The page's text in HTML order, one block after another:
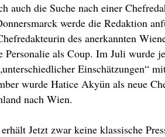
auch die Suche nach einer
werde die Redaktion
des anerkannten
Personalie als Coup. Im Juli wurde
Einschätzungen“
wurde Hatice Akyün als neue
nach Wien.
Jetzt zwar keine klassische